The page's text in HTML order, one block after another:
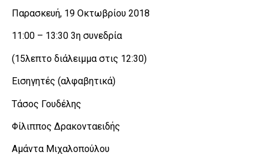
Παρασκευή, 19 Οκτωβρίου 2018
11:00 – 13:30 3η συνεδρία
(15λεπτο διάλειμμα στις 12:30)
Εισηγητές (αλφαβητικά)
Τάσος Γουδέλης
Φίλιππος Δρακονταειδής
Αμάντα Μιχαλοπούλου